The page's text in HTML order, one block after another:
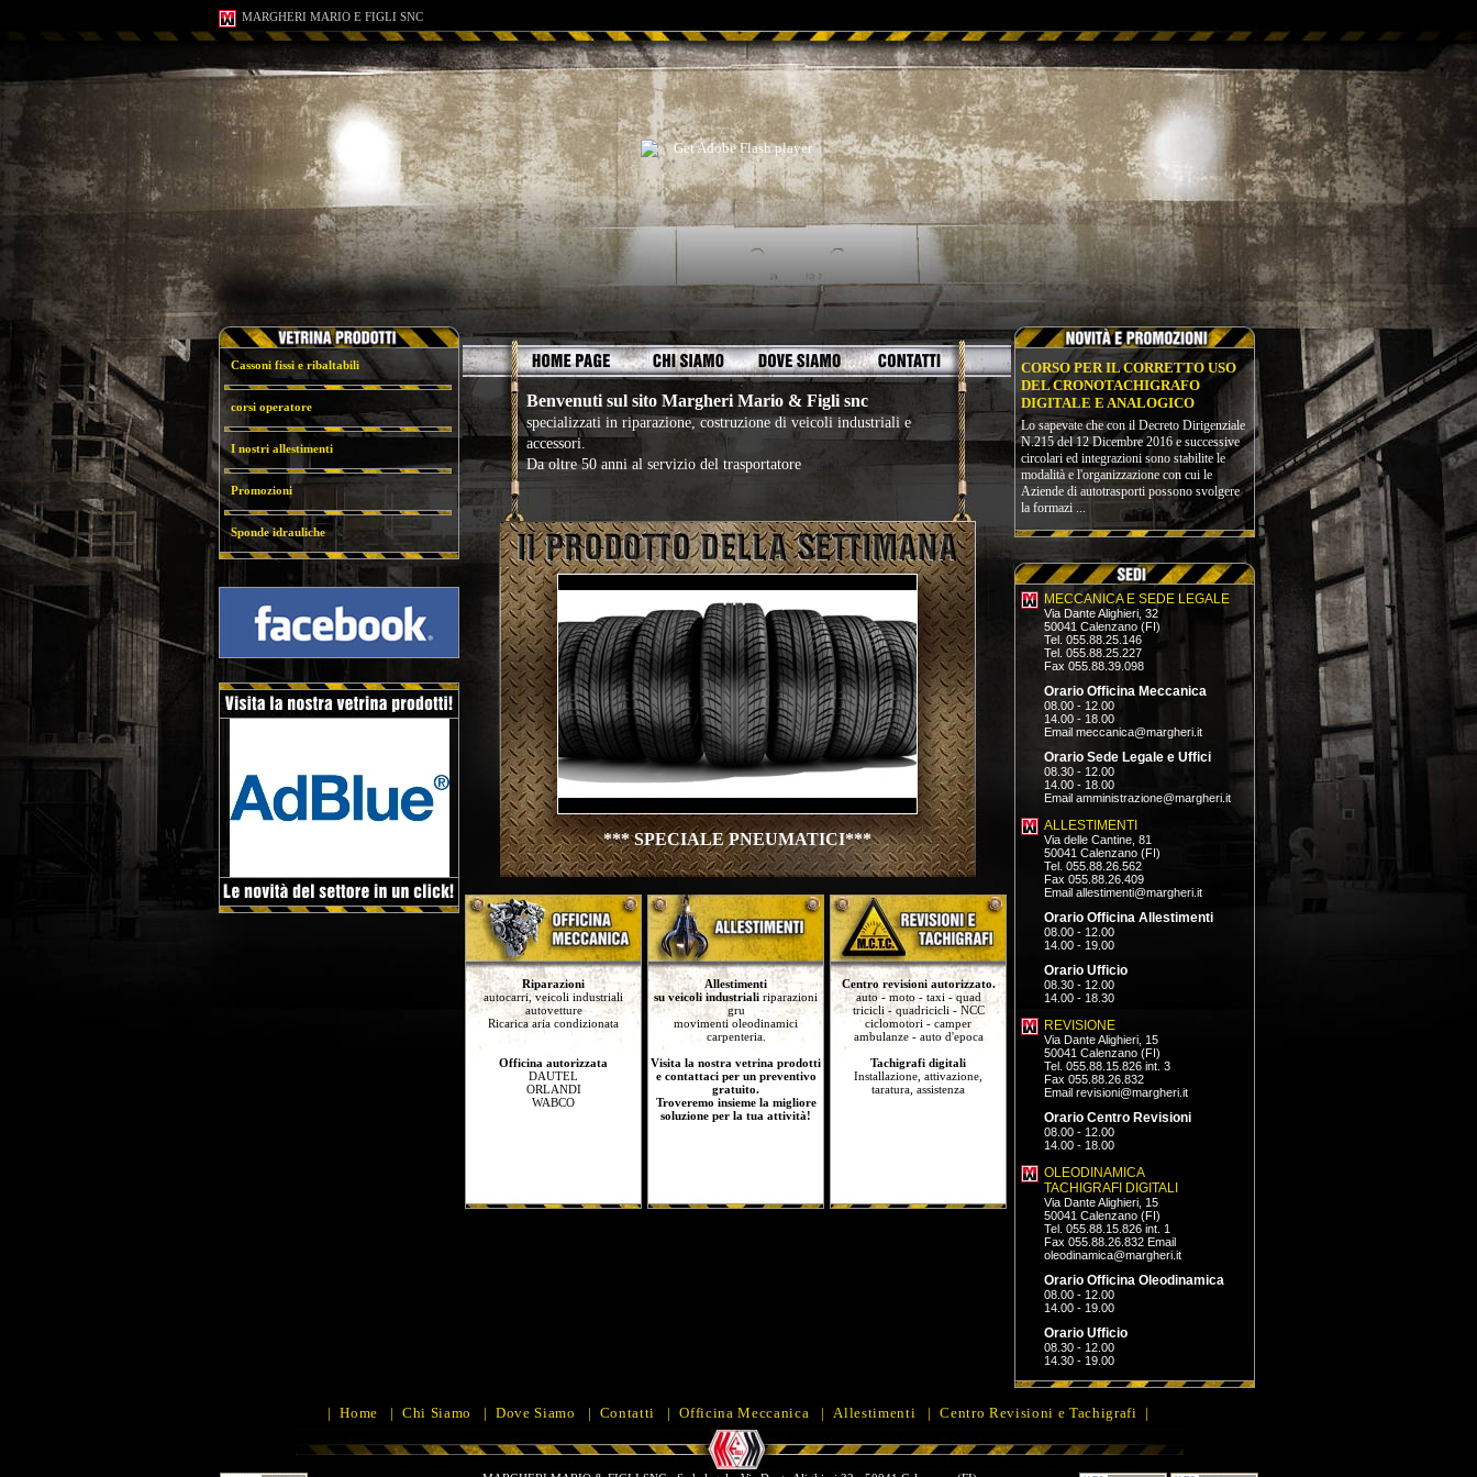
MARGHERI MARIO E FIGLI SNC
Cassoni fissi e ribaltabili
corsi operatore
I nostri allestimenti
Promozioni
Sponde idrauliche
Benvenuti sul sito Margheri Mario & Figli snc
specializzati in riparazione, costruzione di veicoli industriali e
accessori.
Da oltre 50 anni al servizio del trasportatore
*** SPECIALE PNEUMATICI***
Riparazioni
autocarri, veicoli industriali
autovetture
Ricarica aria condizionata
Officina autorizzata
DAUTEL
ORLANDI
WABCO
Allestimenti
su veicoli industriali riparazioni
gru
movimenti oleodinamici
carpenteria.
Visita la nostra vetrina prodotti
e contattaci per un preventivo
gratuito.
Troveremo insieme la migliore
soluzione per la tua attività!
Centro revisioni autorizzato.
auto - moto - taxi - quad
tricicli - quadricicli - NCC
ciclomotori - camper
ambulanze - auto d'epoca
Tachigrafi digitali
Installazione, attivazione,
taratura, assistenza
CORSO PER IL CORRETTO USO
DEL CRONOTACHIGRAFO
DIGITALE E ANALOGICO
Lo sapevate che con il Decreto Dirigenziale
N.215 del 12 Dicembre 2016 e successive
circolari ed integrazioni sono stabilite le
modalità e l'organizzazione con cui le
Aziende di autotrasporti possono svolgere
la formazi ...
MECCANICA E SEDE LEGALE
Via Dante Alighieri, 32
50041 Calenzano (FI)
Tel. 055.88.25.146
Tel. 055.88.25.227
Fax 055.88.39.098
Orario Officina Meccanica
08.00 - 12.00
14.00 - 18.00
Email meccanica@margheri.it
Orario Sede Legale e Uffici
08.30 - 12.00
14.00 - 18.00
Email amministrazione@margheri.it
ALLESTIMENTI
Via delle Cantine, 81
50041 Calenzano (FI)
Tel. 055.88.26.562
Fax 055.88.26.409
Email allestimenti@margheri.it
Orario Officina Allestimenti
08.00 - 12.00
14.00 - 19.00
Orario Ufficio
08.30 - 12.00
14.00 - 18.30
REVISIONE
Via Dante Alighieri, 15
50041 Calenzano (FI)
Tel. 055.88.15.826 int. 3
Fax 055.88.26.832
Email revisioni@margheri.it
Orario Centro Revisioni
08.00 - 12.00
14.00 - 18.00
OLEODINAMICA
TACHIGRAFI DIGITALI
Via Dante Alighieri, 15
50041 Calenzano (FI)
Tel. 055.88.15.826 int. 1
Fax 055.88.26.832 Email
oleodinamica@margheri.it
Orario Officina Oleodinamica
08.00 - 12.00
14.00 - 19.00
Orario Ufficio
08.30 - 12.00
14.30 - 19.00
|Home |Chi Siamo |Dove Siamo | Contatti |Officina Meccanica |Allestimenti |Centro Revisioni e Tachigrafi |